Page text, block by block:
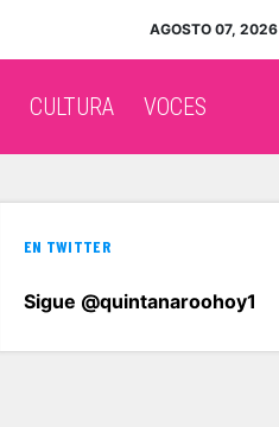
AGOSTO 07, 2026
CULTURA VOCES
EN TWITTER
Sigue @quintanaroohoy1